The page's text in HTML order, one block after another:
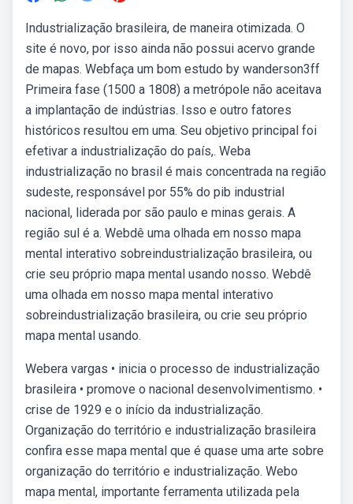
Industrialização brasileira, de maneira otimizada. O
site é novo, por isso ainda não possui acervo grande
de mapas. Webfaça um bom estudo by wanderson3ff
Primeira fase (1500 a 1808) a metrópole não aceitava
a implantação de indústrias. Isso e outro fatores
históricos resultou em uma. Seu objetivo principal foi
efetivar a industrialização do país,. Weba
industrialização no brasil é mais concentrada na região
sudeste, responsável por 55% do pib industrial
nacional, liderada por são paulo e minas gerais. A
região sul é a. Webdê uma olhada em nosso mapa
mental interativo sobreindustrialização brasileira, ou
crie seu próprio mapa mental usando nosso. Webdê
uma olhada em nosso mapa mental interativo
sobreindustrialização brasileira, ou crie seu próprio
mapa mental usando.
Webera vargas • inicia o processo de industrialização
brasileira • promove o nacional desenvolvimentismo. •
crise de 1929 e o início da industrialização.
Organização do território e industrialização brasileira
confira esse mapa mental que é quase uma arte sobre
organização do território e industrialização. Webo
mapa mental, importante ferramenta utilizada pela